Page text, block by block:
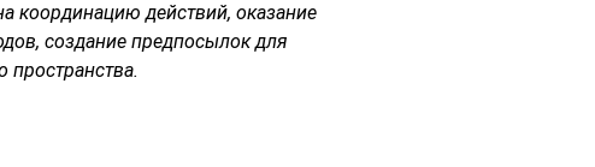
координацию действий, оказание
создание предпосылок для